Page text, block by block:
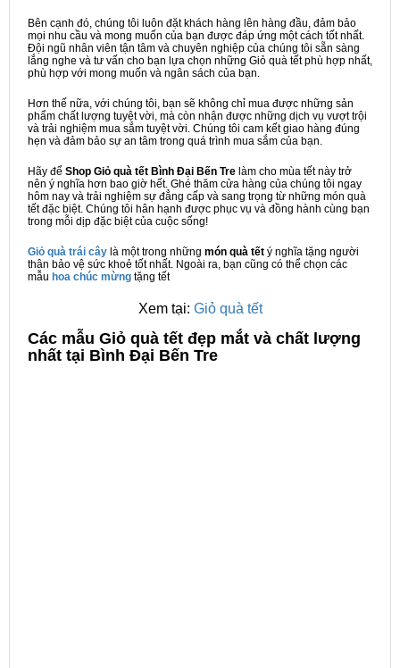
Bên cạnh đó, chúng tôi luôn đặt khách hàng lên hàng đầu, đảm bảo
mọi nhu cầu và mong muốn của bạn được đáp ứng một cách tốt nhất.
Đội ngũ nhân viên tận tâm và chuyên nghiệp của chúng tôi sẵn sàng
lắng nghe và tư vấn cho bạn lựa chọn những Giỏ quà tết phù hợp nhất,
phù hợp với mong muốn và ngân sách của bạn.
Hơn thế nữa, với chúng tôi, bạn sẽ không chỉ mua được những sản
phẩm chất lượng tuyệt vời, mà còn nhận được những dịch vụ vượt trội
và trải nghiệm mua sắm tuyệt vời. Chúng tôi cam kết giao hàng đúng
hẹn và đảm bảo sự an tâm trong quá trình mua sắm của bạn.
Hãy để Shop Giỏ quà tết Bình Đại Bến Tre làm cho mùa tết này trở
nên ý nghĩa hơn bao giờ hết. Ghé thăm cửa hàng của chúng tôi ngay
hôm nay và trải nghiệm sự đẳng cấp và sang trọng từ những món quà
tết đặc biệt. Chúng tôi hân hạnh được phục vụ và đồng hành cùng bạn
trong mỗi dịp đặc biệt của cuộc sống!
Giỏ quà trái cây là một trong những món quà tết ý nghĩa tặng người
thân bảo vệ sức khoẻ tốt nhất. Ngoài ra, bạn cũng có thể chọn các
mẫu hoa chúc mừng tặng tết
Xem tại: Giỏ quà tết
Các mẫu Giỏ quà tết đẹp mắt và chất lượng
nhất tại Bình Đại Bến Tre